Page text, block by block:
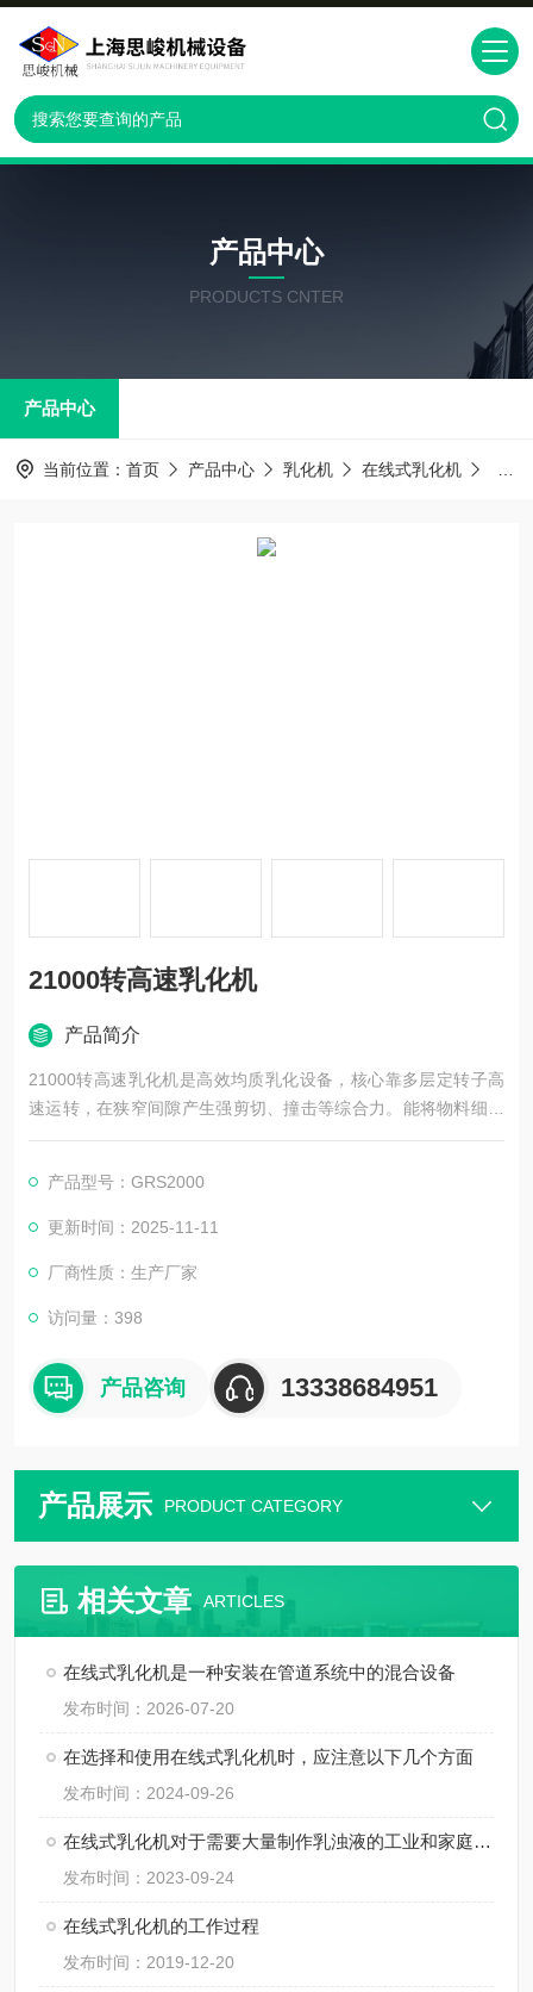
产品中心
PRODUCTS CNTER
产品中心
当前位置： 首页 产品中心 乳化机 在线式乳化机
21000转高速乳化机
产品简介
21000转高速乳化机是高效均质乳化设备，核心靠多层定转子高
速运转，在狭窄间隙产生强剪切、撞击等综合力。能将物料细化
至 0.1-1 微米，实现不相溶相快速混合乳化，形成稳定体系，适
生产高品质乳液、悬浮液的关键设备。
产品型号：GRS2000
更新时间：2025-11-11
厂商性质：生产厂家
访问量：398
产品咨询 13338684951
产品展示 PRODUCT CATEGORY
相关文章 ARTICLES
在线式乳化机是一种安装在管道系统中的混合设备
发布时间：2026-07-20
在选择和使用在线式乳化机时，应注意以下几个方面
发布时间：2024-09-26
在线式乳化机对于需要大量制作乳浊液的工业和家庭来说都非常有用
发布时间：2023-09-24
在线式乳化机的工作过程
发布时间：2019-12-20